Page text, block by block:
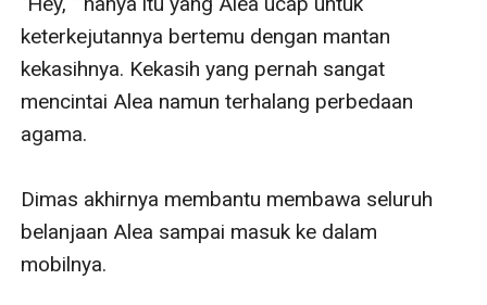
keterkejutannya bertemu dengan mantan
kekasihnya. Kekasih yang pernah sangat
mencintai Alea namun terhalang perbedaan
agama.
Dimas akhirnya membantu membawa seluruh
belanjaan Alea sampai masuk ke dalam
mobilnya.